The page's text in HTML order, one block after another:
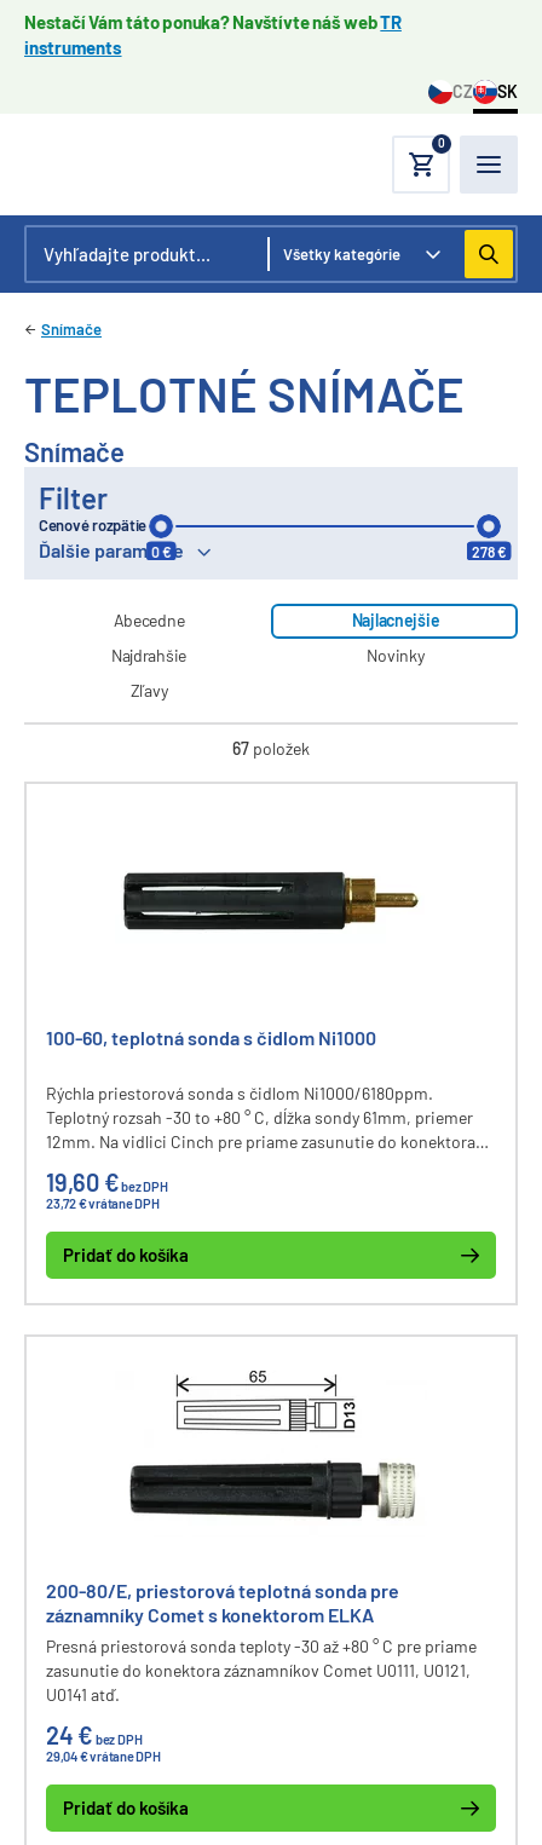
Nestačí Vám táto ponuka? Navštívte náš webTR
instruments
CZ SK
0
Snímače
TEPLOTNÉ SNÍMAČE
Snímače
Filter
Cenové rozpätie
0 € 278 €
Ďalšie parametre
Abecedne
Najlacnejšie
Najdrahšie
Novinky
Zľavy
67 položek
100-60, teplotná sonda s čidlom Ni1000
Rýchla priestorová sonda s čidlom Ni1000/6180ppm.
Teplotný rozsah -30 to +80 ° C, dĺžka sondy 61mm, priemer
12mm. Na vidlici Cinch pre priame zasunutie do konektora
19,60 €bez DPH
23,72 € vrátane DPH
Pridať do košíka
200-80/E, priestorová teplotná sonda pre
záznamníky Comet s konektorom ELKA
Presná priestorová sonda teploty -30 až +80 ° C pre priame
zasunutie do konektora záznamníkov Comet U0111, U0121,
U0141 atď.
24 € bez DPH
29,04 € vrátane DPH
Pridať do košíka